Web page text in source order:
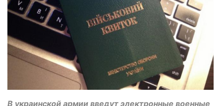
В украинской армии введут электронные военные